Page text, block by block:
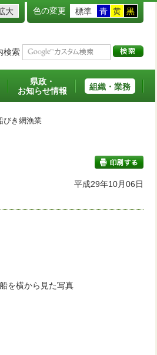
大 色の変更 標準 青 黄 黒
検索
県政・
お知らせ情報
組織・業務
びき網漁業
印刷する
平成29年10月06日
を横から見た写真